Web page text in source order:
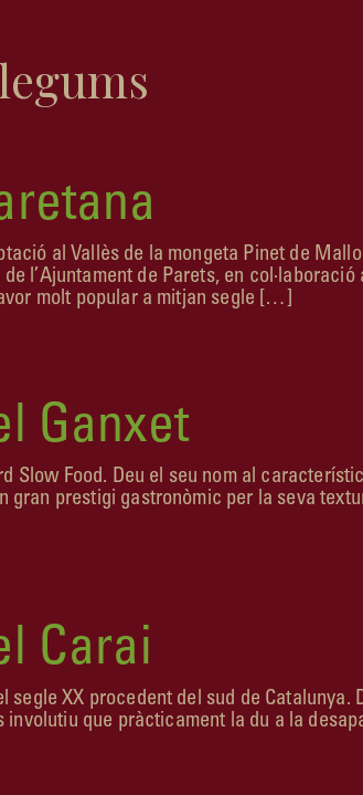
al Vallès de la mongeta Pinet de
l’Ajuntament de Parets, en
molt popular a mitjan segle […]
Ganxet
Slow Food. Deu el seu nom al
gran prestigi gastronòmic per la seva
Carai
segle XX procedent del sud de
involutiu que pràcticament la du a la